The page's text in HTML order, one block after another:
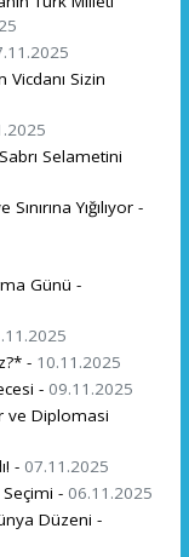
Sizin
Selametini
Yığılıyor -
Günü -
- 10.11.2025
- 09.11.2025
ve Diplomasi
- 07.11.2025
- 06.11.2025
Düzeni -